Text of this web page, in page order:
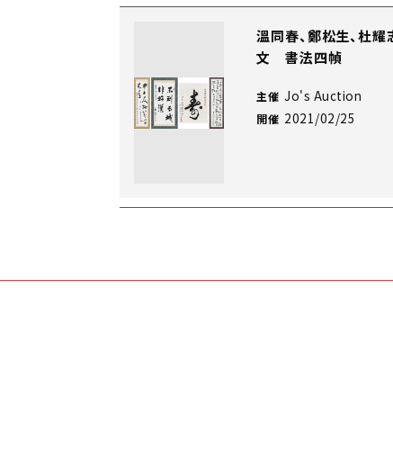
溫同春、鄭松生、杜耀
文 書法四幀
主催 Jo's Auction
開催 2021/02/25